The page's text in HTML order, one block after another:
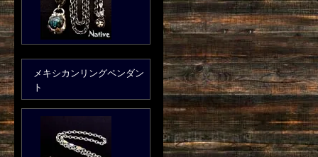
メキシカンリングペンダン
ト